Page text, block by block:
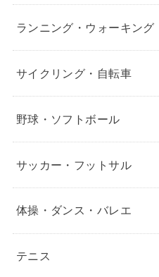
ランニング・ウォーキング
サイクリング・自転車
野球・ソフトボール
サッカー・フットサル
体操・ダンス・バレエ
テニス